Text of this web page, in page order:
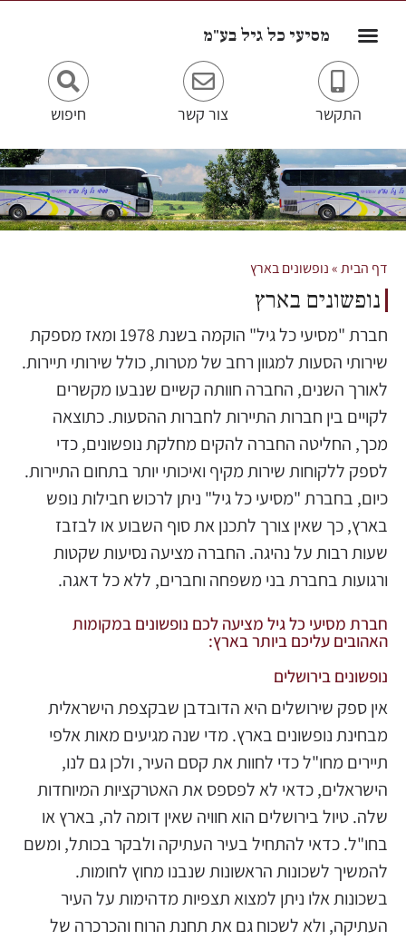
מסיעי כל גיל בע"מ
התקשר צור קשר חיפוש
דף הבית»נופשונים בארץ
נופשונים בארץ
חברת "מסיעי כל גיל" הוקמה בשנת 1978 ומאז מספקת
שירותי הסעות למגוון רחב של מטרות, כולל שירותי תיירות.
לאורך השנים, החברה חוותה קשיים שנבעו מקשרים
לקויים בין חברות התיירות לחברות ההסעות. כתוצאה
מכך, החליטה החברה להקים מחלקת נופשונים, כדי
לספק ללקוחות שירות מקיף ואיכותי יותר בתחום התיירות.
כיום, בחברת "מסיעי כל גיל" ניתן לרכוש חבילות נופש
בארץ, כך שאין צורך לתכנן את סוף השבוע או לבזבז
שעות רבות על נהיגה. החברה מציעה נסיעות שקטות
ורגועות בחברת בני משפחה וחברים, ללא כל דאגה.
חברת מסיעי כל גיל מציעה לכם נופשונים במקומות
האהובים עליכם ביותר בארץ:
נופשונים בירושלים
אין ספק שירושלים היא הדובדבן שבקצפת הישראלית
מבחינת נופשונים בארץ. מדי שנה מגיעים מאות אלפי
תיירים מחו"ל כדי לחוות את קסם העיר, ולכן גם לנו,
הישראלים, כדאי לא לפספס את האטרקציות המיוחדות
שלה. טיול בירושלים הוא חוויה שאין דומה לה, בארץ או
בחו"ל. כדאי להתחיל בעיר העתיקה ולבקר בכותל, ומשם
להמשיך לשכונות הראשונות שנבנו מחוץ לחומות.
בשכונות אלו ניתן למצוא תצפיות מדהימות על העיר
העתיקה, ולא לשכוח גם את תחנת הרוח והכרכרה של